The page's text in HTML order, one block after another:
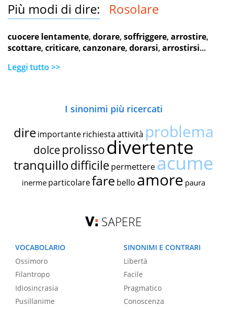
Più modi di dire: Rosolare
cuocere lentamente,dorare,soffriggere,arrostire,
scottare,criticare,canzonare,dorarsi,arrostirsi...
Leggi tutto >>
I sinonimi più ricercati
dire importante richiestaattività problema
dolce prolissodivertente
tranquillodifficile permettereacume
inerme particolarefare bello amore paura
SAPERE
VOCABOLARIO
Ossimoro
Filantropo
Idiosincrasia
Pusillanime
SINONIMI E CONTRARI
Libertà
Facile
Pragmatico
Conoscenza